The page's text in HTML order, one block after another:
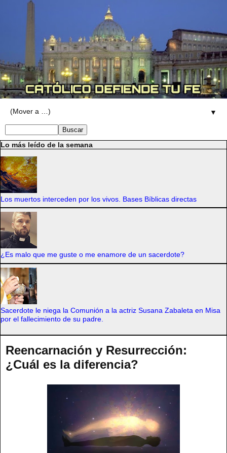
▼
Lo más leído de la semana
Los muertos interceden por los vivos. Bases Bíblicas directas
¿Es malo que me guste o me enamore de un sacerdote?
Sacerdote le niega la Comunión a la actriz Susana Zabaleta en Misa
por el fallecimiento de su padre.
Reencarnación y Resurrección:
¿Cuál es la diferencia?